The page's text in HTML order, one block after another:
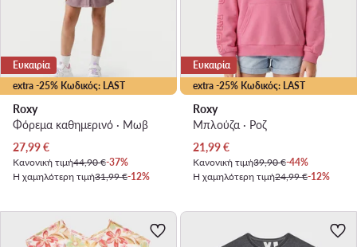
extra -25% Κωδικός: LAST
Ευκαιρία
Roxy
Φόρεμα καθημερινό · Μωβ
Τρέχουσα τιμή
27,99€
Κανονική τιμή44,90 €-37%
Η χαμηλότερη τιμή31,99 €-12%
extra -25% Κωδικός: LAST
Ευκαιρία
Roxy
Μπλούζα · Ροζ
Τρέχουσα τιμή
21,99€
Κανονική τιμή39,90 €-44%
Η χαμηλότερη τιμή24,99 €-12%